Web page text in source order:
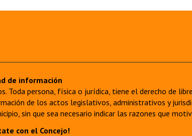
de información
Toda persona, física o jurídica, tiene el derecho de
de los actos legislativos, administrativos y
sin que sea necesario indicar las razones que
con el Concejo!